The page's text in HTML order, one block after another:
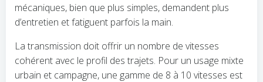
mécaniques, bien que plus simples, demandent plus
d’entretien et fatiguent parfois la main.
La transmission doit offrir un nombre de vitesses
cohérent avec le profil des trajets. Pour un usage mixte
urbain et campagne, une gamme de 8 à 10 vitesses est